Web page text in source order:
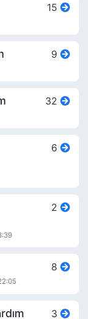
15
9
32
6
2
8
3